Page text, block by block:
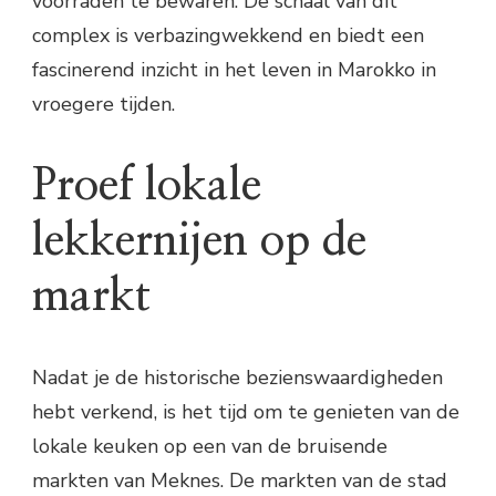
complex is verbazingwekkend en biedt een
fascinerend inzicht in het leven in Marokko in
vroegere tijden.
Proef lokale
lekkernijen op de
markt
Nadat je de historische bezienswaardigheden
hebt verkend, is het tijd om te genieten van de
lokale keuken op een van de bruisende
markten van Meknes. De markten van de stad